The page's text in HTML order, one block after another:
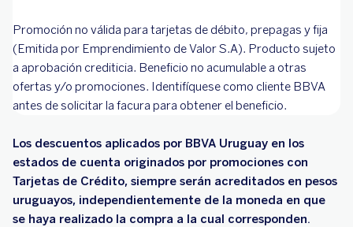
Promoción no válida para tarjetas de débito, prepagas y fija
(Emitida por Emprendimiento de Valor S.A). Producto sujeto
a aprobación crediticia. Beneficio no acumulable a otras
ofertas y/o promociones. Identifíquese como cliente BBVA
antes de solicitar la facura para obtener el beneficio.
Los descuentos aplicados por BBVA Uruguay en los
estados de cuenta originados por promociones con
Tarjetas de Crédito, siempre serán acreditados en pesos
uruguayos, independientemente de la moneda en que
se haya realizado la compra a la cual corresponden.